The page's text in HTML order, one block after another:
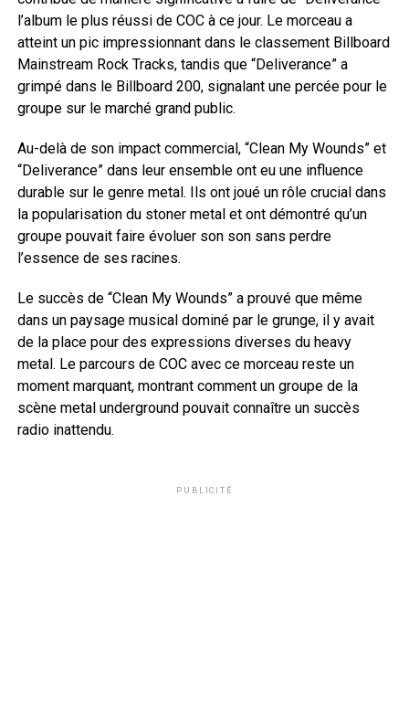
l’album le plus réussi de COC à ce jour. Le morceau a
atteint un pic impressionnant dans le classement Billboard
Mainstream Rock Tracks, tandis que “Deliverance” a
grimpé dans le Billboard 200, signalant une percée pour le
groupe sur le marché grand public.
Au-delà de son impact commercial, “Clean My Wounds” et
“Deliverance” dans leur ensemble ont eu une influence
durable sur le genre metal. Ils ont joué un rôle crucial dans
la popularisation du stoner metal et ont démontré qu’un
groupe pouvait faire évoluer son son sans perdre
l’essence de ses racines.
Le succès de “Clean My Wounds” a prouvé que même
dans un paysage musical dominé par le grunge, il y avait
de la place pour des expressions diverses du heavy
metal. Le parcours de COC avec ce morceau reste un
moment marquant, montrant comment un groupe de la
scène metal underground pouvait connaître un succès
radio inattendu.
PUBLICITÉ